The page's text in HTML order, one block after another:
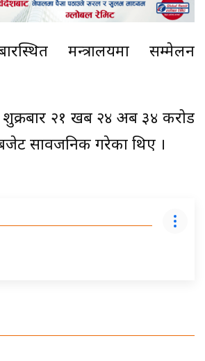
मन्त्रालयमा सम्मेलन
शुक्रबार २१ खर्ब २४ अर्ब ३४ करोड
सार्वजनिक गरेका थिए ।